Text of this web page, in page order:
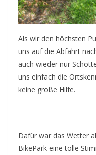
Als wir den höchsten
uns auf die Abfahrt
auch wieder nur
uns einfach die
keine große Hilfe.
Dafür war das Wetter
BikePark eine tolle